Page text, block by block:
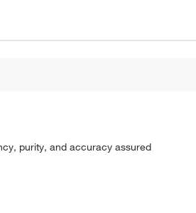
purity, and accuracy assured